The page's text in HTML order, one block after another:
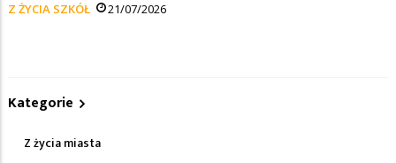
Z ŻYCIA SZKÓŁ 21/07/2026
Kategorie
Z życia miasta